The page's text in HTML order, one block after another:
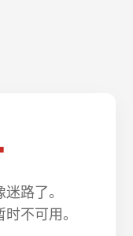
路了。
不可用。